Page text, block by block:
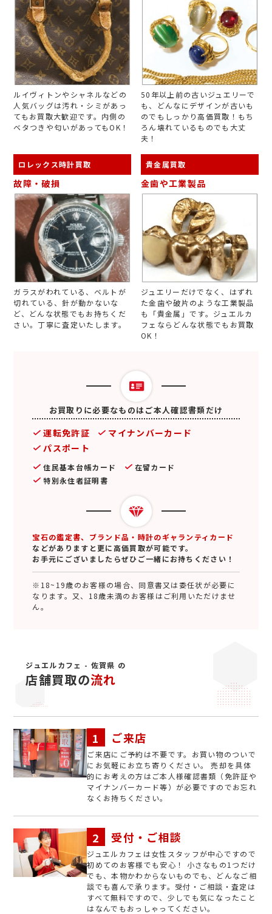
ルイヴィトンやシャネルなどの
人気バッグは汚れ・シミがあっ
てもお買取大歓迎です。内側の
ベタつきや匂いがあってもOK！
50年以上前の古いジュエリーで
も、どんなにデザインが古いも
のでもしっかり高価買取！もち
ろん壊れているものでも大丈
夫！
ロレックス時計買取
故障・破損
ガラスがわれている、ベルトが
切れている、針が動かないな
ど、どんな状態でもお持ちくだ
さい。丁寧に査定いたします。
貴金属買取
金歯や工業製品
ジュエリーだけでなく、はずれ
た金歯や破片のような工業製品
も「貴金属」です。ジュエルカ
フェならどんな状態でもお買取
OK！
お買取りに必要なものはご本人確認書類だけ
運転免許証
マイナンバーカード
パスポート
住民基本台帳カード
在留カード
特別永住者証明書
宝石の鑑定書、ブランド品・時計のギャランティカード
などがありますと更に高価買取が可能です。
お手元にございましたらぜひご一緒にお持ちください！
※18~19歳のお客様の場合、同意書又は委任状が必要に
なります。又、18歳未満のお客様はご利用いただけませ
ん。
ジュエルカフェ - 佐賀県 の
店舗買取の流れ
ご来店
ご来店にご予約は不要です。お買い物のついで
にお気軽にお立ち寄りください。 売却を具体
的にお考えの方はご本人様確認書類（免許証や
マイナンバーカード等）が必要ですのでお忘れ
なくお持ちください。
受付・ご相談
ジュエルカフェは女性スタッフが中心ですので
初めてのお客様でも安心！ 小さなもの1つだけ
でも、本物かわからないものでも、どんなご相
談でも喜んで承ります。受付・ご相談・査定は
すべて無料ですので、少しでも気になったこと
はなんでもおっしゃってください。